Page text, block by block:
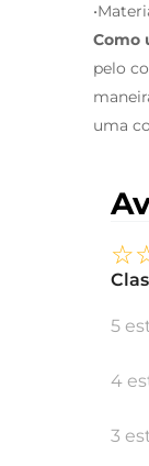
Como
pelo
uma
☆
5
4
3